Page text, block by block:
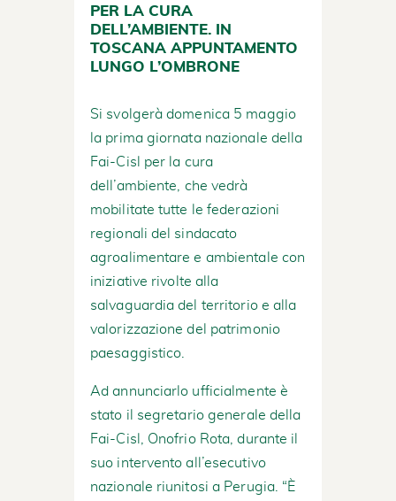
PER LA CURA
DELL’AMBIENTE. IN
TOSCANA APPUNTAMENTO
LUNGO L’OMBRONE
Si svolgerà domenica 5 maggio
la prima giornata nazionale della
Fai-Cisl per la cura
dell’ambiente, che vedrà
mobilitate tutte le federazioni
regionali del sindacato
agroalimentare e ambientale con
iniziative rivolte alla
salvaguardia del territorio e alla
valorizzazione del patrimonio
paesaggistico.
Ad annunciarlo ufficialmente è
stato il segretario generale della
Fai-Cisl, Onofrio Rota, durante il
suo intervento all’esecutivo
nazionale riunitosi a Perugia. “È